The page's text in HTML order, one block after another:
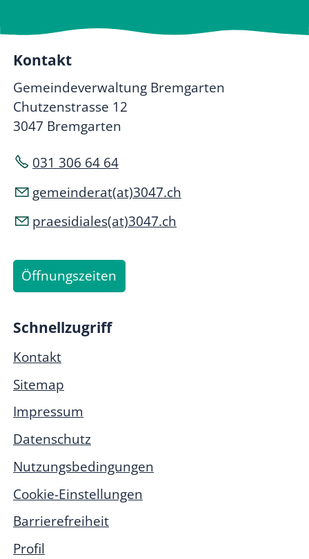
Kontakt
Gemeindeverwaltung Bremgarten
Chutzenstrasse 12
3047 Bremgarten
031 306 64 64
gemeinderat(at)3047.ch
praesidiales(at)3047.ch
Öffnungszeiten
Schnellzugriff
Kontakt
Sitemap
Impressum
Datenschutz
Nutzungsbedingungen
Cookie-Einstellungen
Barrierefreiheit
Profil